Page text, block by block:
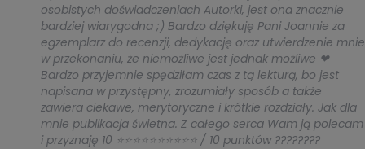
osobistych doświadczeniach Autorki, jest ona znacznie
bardziej wiarygodna ;) Bardzo dziękuję Pani Joannie za
egzemplarz do recenzji, dedykację oraz utwierdzenie mnie
w przekonaniu, że niemożliwe jest jednak możliwe ❤
Bardzo przyjemnie spędziłam czas z tą lekturą, bo jest
napisana w przystępny, zrozumiały sposób a także
zawiera ciekawe, merytoryczne i krótkie rozdziały. Jak dla
mnie publikacja świetna. Z całego serca Wam ją polecam
i przyznaję 10 ⭐⭐⭐⭐⭐⭐⭐⭐⭐⭐ / 10 punktów ????????